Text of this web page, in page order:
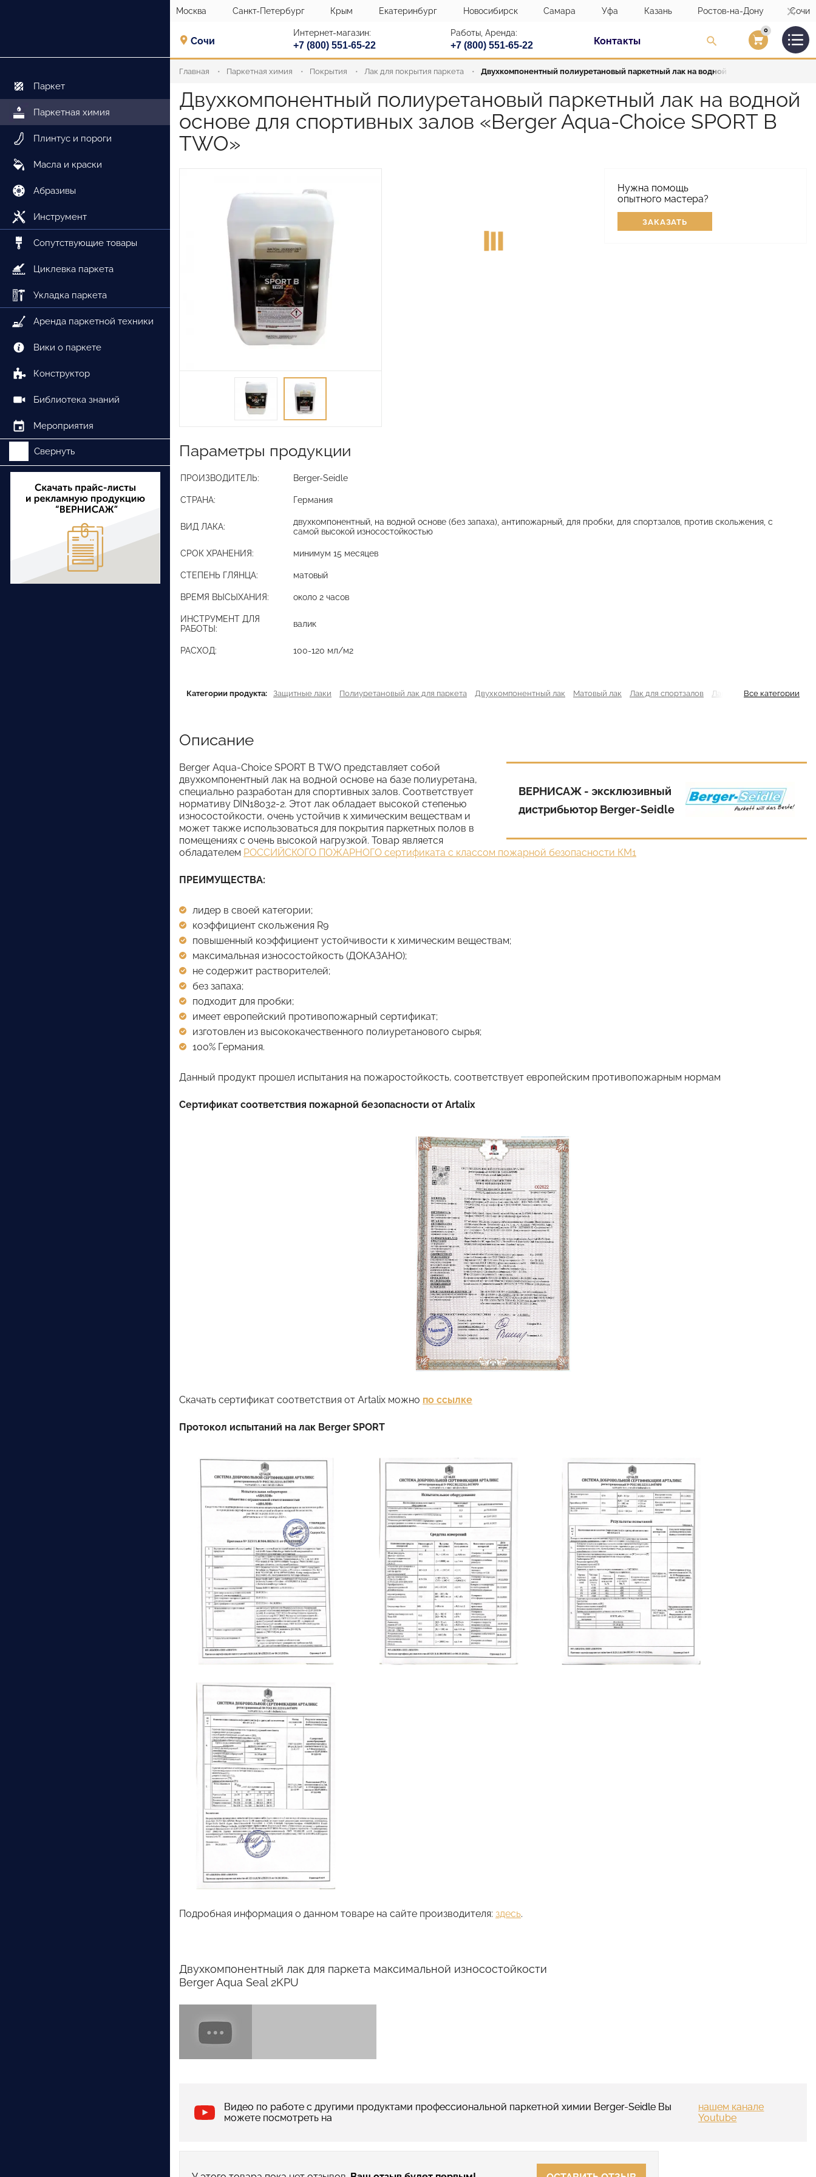
Москва Санкт-Петербург Крым Екатеринбург Новосибирск Самара Уфа Казань Ростов-на-Дону Сочи
Сочи
Интернет-магазин:
+7 (800) 551-65-22
Работы, Аренда:
+7 (800) 551-65-22 Контакты Вход/
0
Паркет
Паркетная химия
Плинтус и пороги
Масла и краски
Абразивы
Инструмент
Сопутствующие товары
Циклевка паркета
Укладка паркета
Аренда паркетной техники
Вики о паркете
Конструктор
Библиотека знаний
Мероприятия
Свернуть
Главная Паркетная химия Покрытия Лак для покрытия паркета Двухкомпонентный полиуретановый паркетный лак на водной основе для
Двухкомпонентный полиуретановый паркетный лак на водной
основе для спортивных залов «Berger Aqua-Choice SPORT B
TWO»
Нужна помощь
опытного мастера?
ЗАКАЗАТЬ
Параметры продукции
ПРОИЗВОДИТЕЛЬ: Berger-Seidle
СТРАНА: Германия
ВИД ЛАКА:
двухкомпонентный, на водной основе (без запаха), антипожарный, для пробки, для спортзалов, против скольжения, с
самой высокой износостойкостью
СРОК ХРАНЕНИЯ: минимум 15 месяцев
СТЕПЕНЬ ГЛЯНЦА: матовый
ВРЕМЯ ВЫСЫХАНИЯ: около 2 часов
ИНСТРУМЕНТ ДЛЯ
РАБОТЫ:
валик
РАСХОД: 100-120 мл/м2
Категории продукта: Защитные лаки Полиуретановый лак для паркета Двухкомпонентный лак Матовый лак Лак для спортзалов Лак для сосновой доски
Все категории
Описание
ВЕРНИСАЖ - эксклюзивный
дистрибьютор Berger-Seidle
Berger Aqua-Choice SPORT B TWO представляет собой
двухкомпонентный лак на водной основе на базе полиуретана,
специально разработан для спортивных залов. Соответствует
нормативу DIN18032-2. Этот лак обладает высокой степенью
износостойкости, очень устойчив к химическим веществам и
может также использоваться для покрытия паркетных полов в
помещениях с очень высокой нагрузкой. Товар является
обладателем РОССИЙСКОГО ПОЖАРНОГО сертификата с классом пожарной безопасности КМ1
ПРЕИМУЩЕСТВА:
лидер в своей категории;
коэффициент скольжения R9
повышенный коэффициент устойчивости к химическим веществам;
максимальная износостойкость (ДОКАЗАНО);
не содержит растворителей;
без запаха;
подходит для пробки;
имеет европейский противопожарный сертификат;
изготовлен из высококачественного полиуретанового сырья;
100% Германия.
Данный продукт прошел испытания на пожаростойкость, соответствует европейским противопожарным нормам
Сертификат соответствия пожарной безопасности от Artalix
Скачать сертификат соответствия от Artalix можно по ссылке
Протокол испытаний на лак Berger SPORT
Подробная информация о данном товаре на сайте производителя: здесь.
Двухкомпонентный лак для паркета максимальной износостойкости
Berger Aqua Seal 2KPU
Видео по работе с другими продуктами профессиональной паркетной химии Berger-Seidle Вы
можете посмотреть на
нашем канале
Youtube